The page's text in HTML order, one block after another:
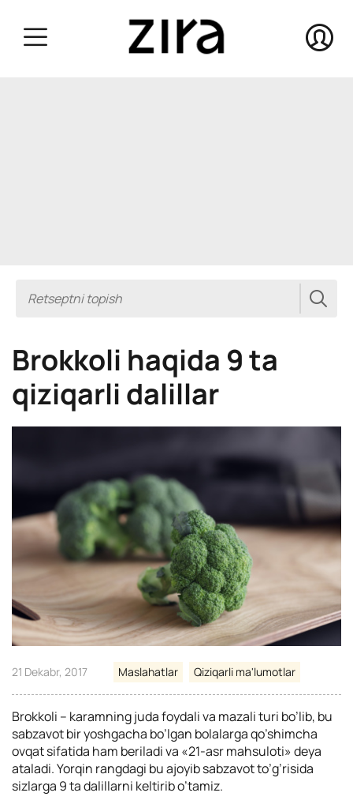
Brokkoli haqida 9 ta
qiziqarli dalillar
21 Dekabr, 2017 Maslahatlar Qiziqarli ma'lumotlar
Brokkoli – karamning juda foydali va mazali turi bo’lib, bu
sabzavot bir yoshgacha bo’lgan bolalarga qo’shimcha
ovqat sifatida ham beriladi va «21-asr mahsuloti» deya
ataladi. Yorqin rangdagi bu ajoyib sabzavot to’g’risida
sizlarga 9 ta dalillarni keltirib o’tamiz.